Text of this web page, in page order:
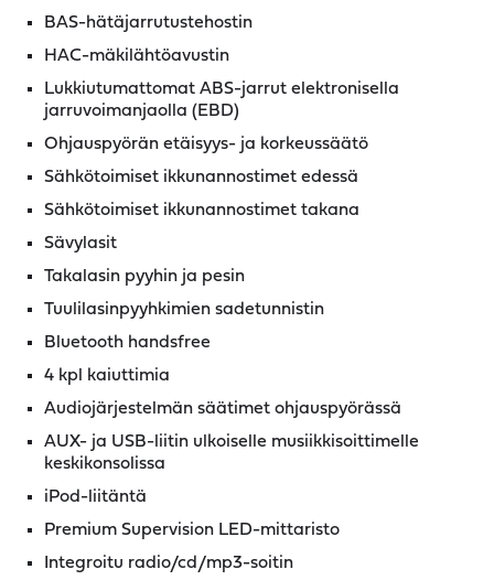
BAS-hätäjarrutustehostin
HAC-mäkilähtöavustin
Lukkiutumattomat ABS-jarrut elektronisella
jarruvoimanjaolla (EBD)
Ohjauspyörän etäisyys- ja korkeussäätö
Sähkötoimiset ikkunannostimet edessä
Sähkötoimiset ikkunannostimet takana
Sävylasit
Takalasin pyyhin ja pesin
Tuulilasinpyyhkimien sadetunnistin
Bluetooth handsfree
4 kpl kaiuttimia
Audiojärjestelmän säätimet ohjauspyörässä
AUX- ja USB-liitin ulkoiselle musiikkisoittimelle
keskikonsolissa
iPod-liitäntä
Premium Supervision LED-mittaristo
Integroitu radio/cd/mp3-soitin